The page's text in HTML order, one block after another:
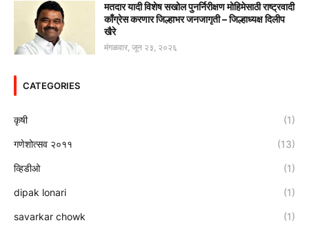
मतदार यादी विशेष सखोल पुनर्निरीक्षण मोहिमेसाठी राष्ट्रवादी
काँग्रेस करणार जिल्हाभर जनजागृती – जिल्हाध्यक्ष दिलीप
खैरे
मंगळवार, जून २३, २०२६
CATEGORIES
कृषी (1)
गणेशोत्सव २०११ (13)
व्हिडीओ (1)
dipak lonari (1)
savarkar chowk (1)